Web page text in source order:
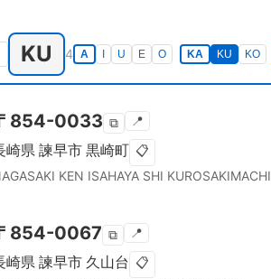
KU 4 A U E O KA KU KO
854-0033 ⧉ 📍
崎県 諫早市 黒崎町 📋
KEN ISAHAYA SHI KUROSAKIMACHI
854-0067 ⧉ 📍
崎県 諫早市 久山台 📋